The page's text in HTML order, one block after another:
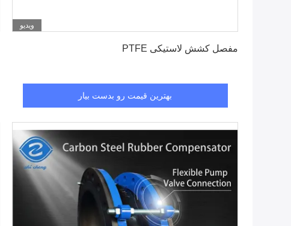
ویدیو
مفصل کشش لاستیکی PTFE
بهترین قیمت رو بدست بیار